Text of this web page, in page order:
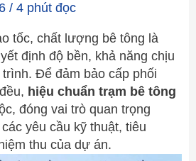
/ 4 phút đọc
tốc, chất lượng bê tông là
định độ bền, khả năng chịu
Để đảm bảo cấp phối
hiệu chuẩn trạm bê tông
đóng vai trò quan trọng
yêu cầu kỹ thuật, tiêu
thu của dự án.